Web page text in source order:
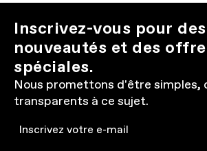
Inscrivez-vous pour des
nouveautés et des
spéciales.
Nous promettons d'être simples,
transparents à ce sujet.
Email